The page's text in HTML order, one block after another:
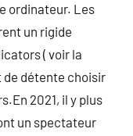
ordinateur. Les
un rigide
( voir la
de détente choisir
2021, il y plus
un spectateur